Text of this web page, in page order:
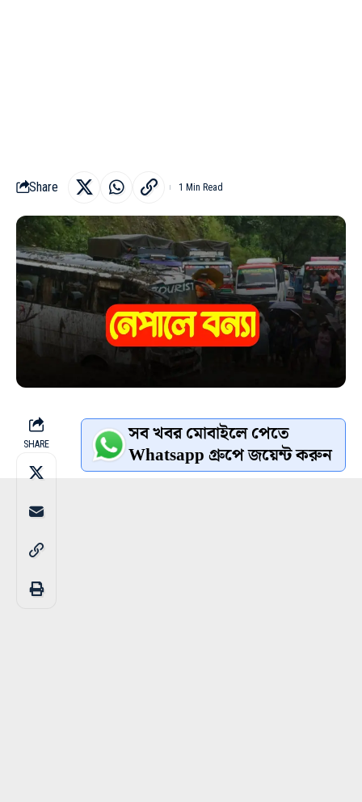
Share 1 Min Read
SHARE সব খবর মোবাইলে পেতে
Whatsapp গ্রুপে জয়েন্ট করুন